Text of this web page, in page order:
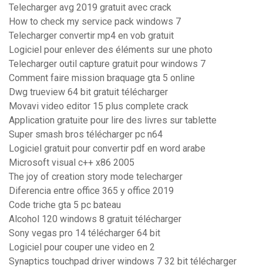
Telecharger avg 2019 gratuit avec crack
How to check my service pack windows 7
Telecharger convertir mp4 en vob gratuit
Logiciel pour enlever des éléments sur une photo
Telecharger outil capture gratuit pour windows 7
Comment faire mission braquage gta 5 online
Dwg trueview 64 bit gratuit télécharger
Movavi video editor 15 plus complete crack
Application gratuite pour lire des livres sur tablette
Super smash bros télécharger pc n64
Logiciel gratuit pour convertir pdf en word arabe
Microsoft visual c++ x86 2005
The joy of creation story mode telecharger
Diferencia entre office 365 y office 2019
Code triche gta 5 pc bateau
Alcohol 120 windows 8 gratuit télécharger
Sony vegas pro 14 télécharger 64 bit
Logiciel pour couper une video en 2
Synaptics touchpad driver windows 7 32 bit télécharger